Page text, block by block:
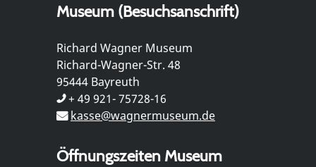
Museum (Besuchsanschrift)
Richard Wagner Museum
Richard-Wagner-Str. 48
95444 Bayreuth
+ 49 921- 75728-16
kasse@wagnermuseum.de
Öffnungszeiten Museum